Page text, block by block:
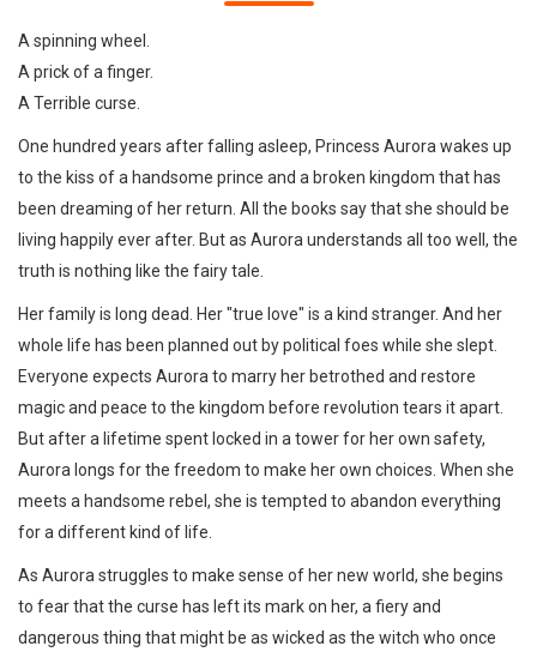
A spinning wheel.
A prick of a finger.
A Terrible curse.
One hundred years after falling asleep, Princess Aurora wakes up
to the kiss of a handsome prince and a broken kingdom that has
been dreaming of her return. All the books say that she should be
living happily ever after. But as Aurora understands all too well, the
truth is nothing like the fairy tale.
Her family is long dead. Her "true love" is a kind stranger. And her
whole life has been planned out by political foes while she slept.
Everyone expects Aurora to marry her betrothed and restore
magic and peace to the kingdom before revolution tears it apart.
But after a lifetime spent locked in a tower for her own safety,
Aurora longs for the freedom to make her own choices. When she
meets a handsome rebel, she is tempted to abandon everything
for a different kind of life.
As Aurora struggles to make sense of her new world, she begins
to fear that the curse has left its mark on her, a fiery and
dangerous thing that might be as wicked as the witch who once